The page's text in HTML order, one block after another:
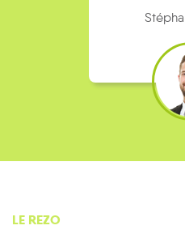
Stéphane 36 ans
LE REZO